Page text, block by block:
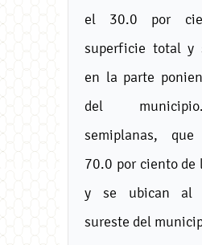
el 30.0 por
superficie total y
en la parte
del
semiplanas,
70.0 por ciento de
y se ubican al
sureste del